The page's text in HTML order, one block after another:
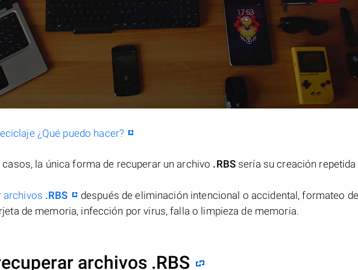
¿Qué puedo hacer?
la única forma de recuperar un archivo .RBSsería su creación repetida
archivos .RBS
después de eliminación intencional o accidental, formateo
de memoria, infección por virus, falla o limpieza de memoria.
archivos .RBS